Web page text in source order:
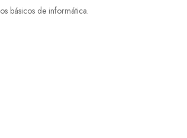
básicos de informática.